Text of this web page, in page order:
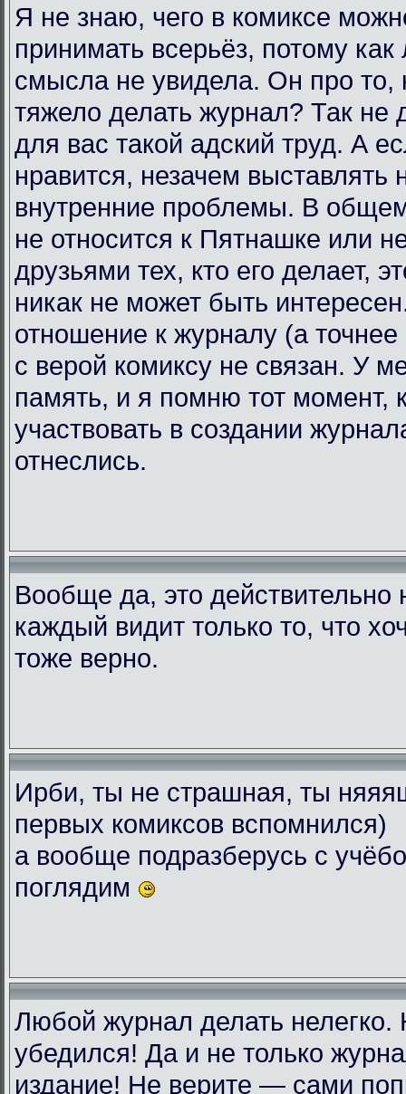
Я не знаю, чего в комиксе
принимать всерьёз, потому
смысла не увидела. Он про то,
тяжело делать журнал? Так не
для вас такой адский труд. А
нравится, незачем выставлять
внутренние проблемы. В
не относится к Пятнашке или
друзьями тех, кто его делает,
никак не может быть
отношение к журналу (а точнее
с верой комиксу не связан. У
память, и я помню тот момент,
участвовать в создании
отнеслись.
Вообще да, это действительно
каждый видит только то, что
тоже верно.
Ирби, ты не страшная, ты
первых комиксов вспомнился)
а вообще подразберусь с
поглядим
Любой журнал делать
убедился! Да и не только
издание! Не верите — сами